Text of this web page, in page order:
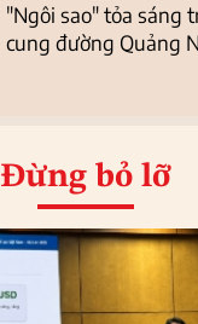
"Ngôi sao" tỏa sáng
cung đường Quảng
Đừng bỏ lỡ